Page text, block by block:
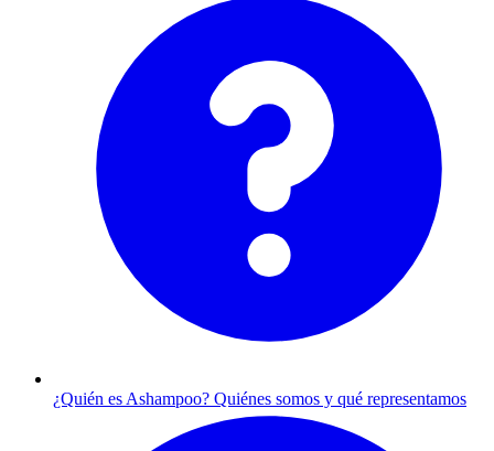
¿Quién es Ashampoo? Quiénes somos y qué representamos